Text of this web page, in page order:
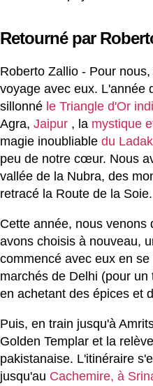
Retourné par
Roberto Zallio - Pour
voyage avec eux. L'année
sillonné le Triangle d'Or
Agra, Jaipur , la mystique
magie inoubliable du
peu de notre cœur. Nous
vallée de la Nubra, des
retracé la Route de la Soie.
Cette année, nous venons
avons choisis à nouveau,
commencé avec eux en
marchés de Delhi (pour
en achetant des épices et
Puis, en train jusqu'à
Golden Templar et la
pakistanaise. L'itinéraire
jusqu'au Cachemire, à